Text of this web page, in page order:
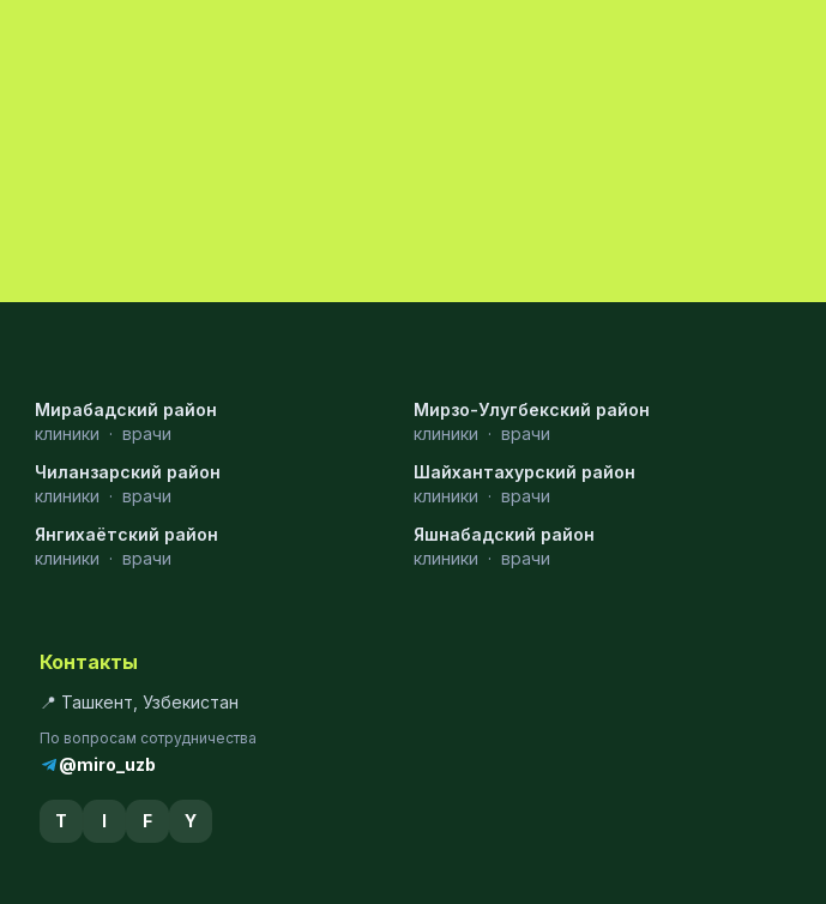
Мирабадский район
клиники · врачи
Мирзо-Улугбекский район
клиники · врачи
Чиланзарский район
клиники · врачи
Шайхантахурский район
клиники · врачи
Янгихаётский район
клиники · врачи
Яшнабадский район
клиники · врачи
Контакты
📍 Ташкент, Узбекистан
По вопросам сотрудничества
@miro_uzb
T I F Y